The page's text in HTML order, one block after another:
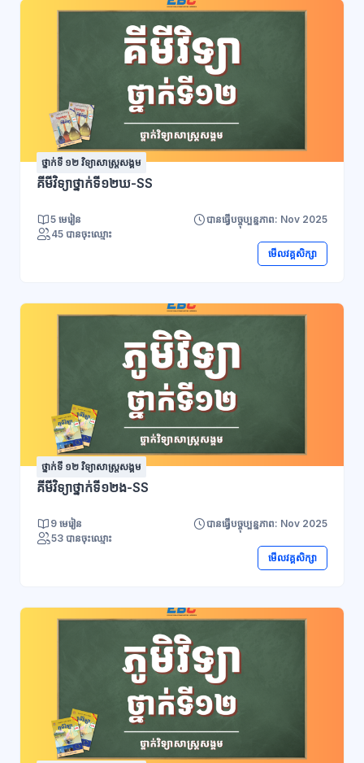
ថ្នាក់ទី ១២ វិទ្យាសាស្រ្តសង្គម
គីមីវិទ្យាថ្នាក់ទី១២ឃ-SS
5 មេរៀន
បានធ្វើបច្ចុប្បន្នភាព: Nov 2025
45 បានចុះឈ្មោះ
មើលវគ្គសិក្សា
ថ្នាក់ទី ១២ វិទ្យាសាស្រ្តសង្គម
គីមីវិទ្យាថ្នាក់ទី១២ង-SS
9 មេរៀន
បានធ្វើបច្ចុប្បន្នភាព: Nov 2025
53 បានចុះឈ្មោះ
មើលវគ្គសិក្សា